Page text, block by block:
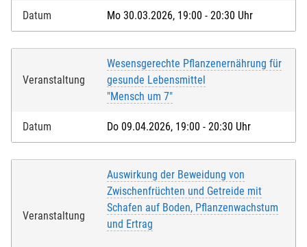
Datum Mo 30.03.2026, 19:00 - 20:30 Uhr
Veranstaltung
Wesensgerechte Pflanzenernährung für
gesunde Lebensmittel
"Mensch um 7"
Datum Do 09.04.2026, 19:00 - 20:30 Uhr
Veranstaltung
Auswirkung der Beweidung von
Zwischenfrüchten und Getreide mit
Schafen auf Boden, Pflanzenwachstum
und Ertrag